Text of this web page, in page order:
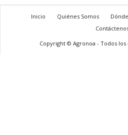
Inicio Quiénes Somos
Copyright © Agronoa - Todos